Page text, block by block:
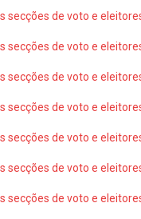
secções de voto e
secções de voto e
secções de voto e
secções de voto e
secções de voto e
secções de voto e
secções de voto e